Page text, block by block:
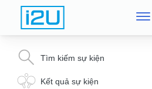
Tìm kiếm sự kiện
Kết quả sự kiện